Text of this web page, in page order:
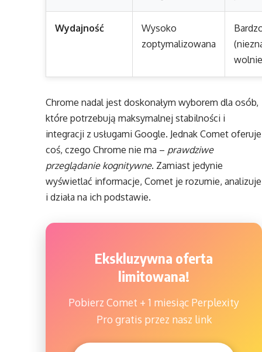
Wydajność
Wysoko
zoptymalizowana
Chrome nadal jest doskonałym wyborem dla osób,
które potrzebują maksymalnej stabilności i
integracji z usługami Google. Jednak Comet oferuje
coś, czego Chrome nie ma – prawdziwe
przeglądanie kognitywne. Zamiast jedynie
wyświetlać informacje, Comet je rozumie, analizuje
i działa na ich podstawie.
Ekskluzywna oferta
limitowana!
Pobierz Comet + 1 miesiąc Perplexity
Pro gratis przez nasz link